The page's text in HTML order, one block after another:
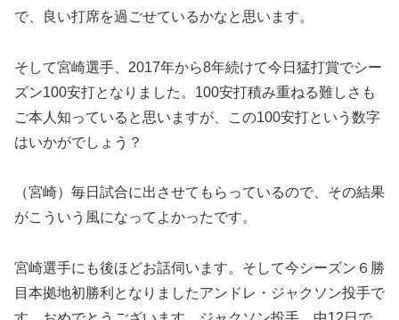
で、良い打席を過ごせているかなと思います。
そして宮崎選手、2017年から8年続けて今日猛打賞でシー
ズン100安打となりました。100安打積み重ねる難しさも
ご本人知っていると思いますが、この100安打という数字
はいかがでしょう？
（宮崎）毎日試合に出させてもらっているので、その結果
がこういう風になってよかったです。
宮崎選手にも後ほどお話伺います。そして今シーズン６勝
目本拠地初勝利となりましたアンドレ・ジャクソン投手で